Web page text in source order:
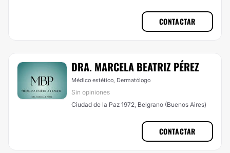
CONTACTAR
DRA. MARCELA BEATRIZ PÉREZ
Médico estético, Dermatólogo
Sin opiniones
Ciudad de la Paz 1972, Belgrano (Buenos Aires)
CONTACTAR